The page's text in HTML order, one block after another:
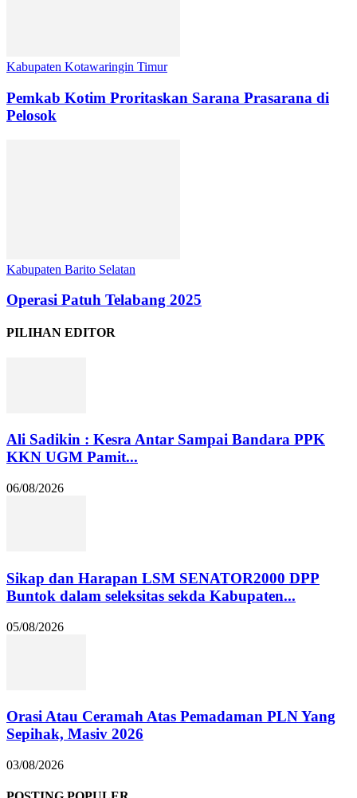
Kabupaten Kotawaringin Timur
Pemkab Kotim Proritaskan Sarana Prasarana di
Pelosok
Kabupaten Barito Selatan
Operasi Patuh Telabang 2025
PILIHAN EDITOR
Ali Sadikin : Kesra Antar Sampai Bandara PPK
KKN UGM Pamit...
06/08/2026
Sikap dan Harapan LSM SENATOR2000 DPP
Buntok dalam seleksitas sekda Kabupaten...
05/08/2026
Orasi Atau Ceramah Atas Pemadaman PLN Yang
Sepihak, Masiv 2026
03/08/2026